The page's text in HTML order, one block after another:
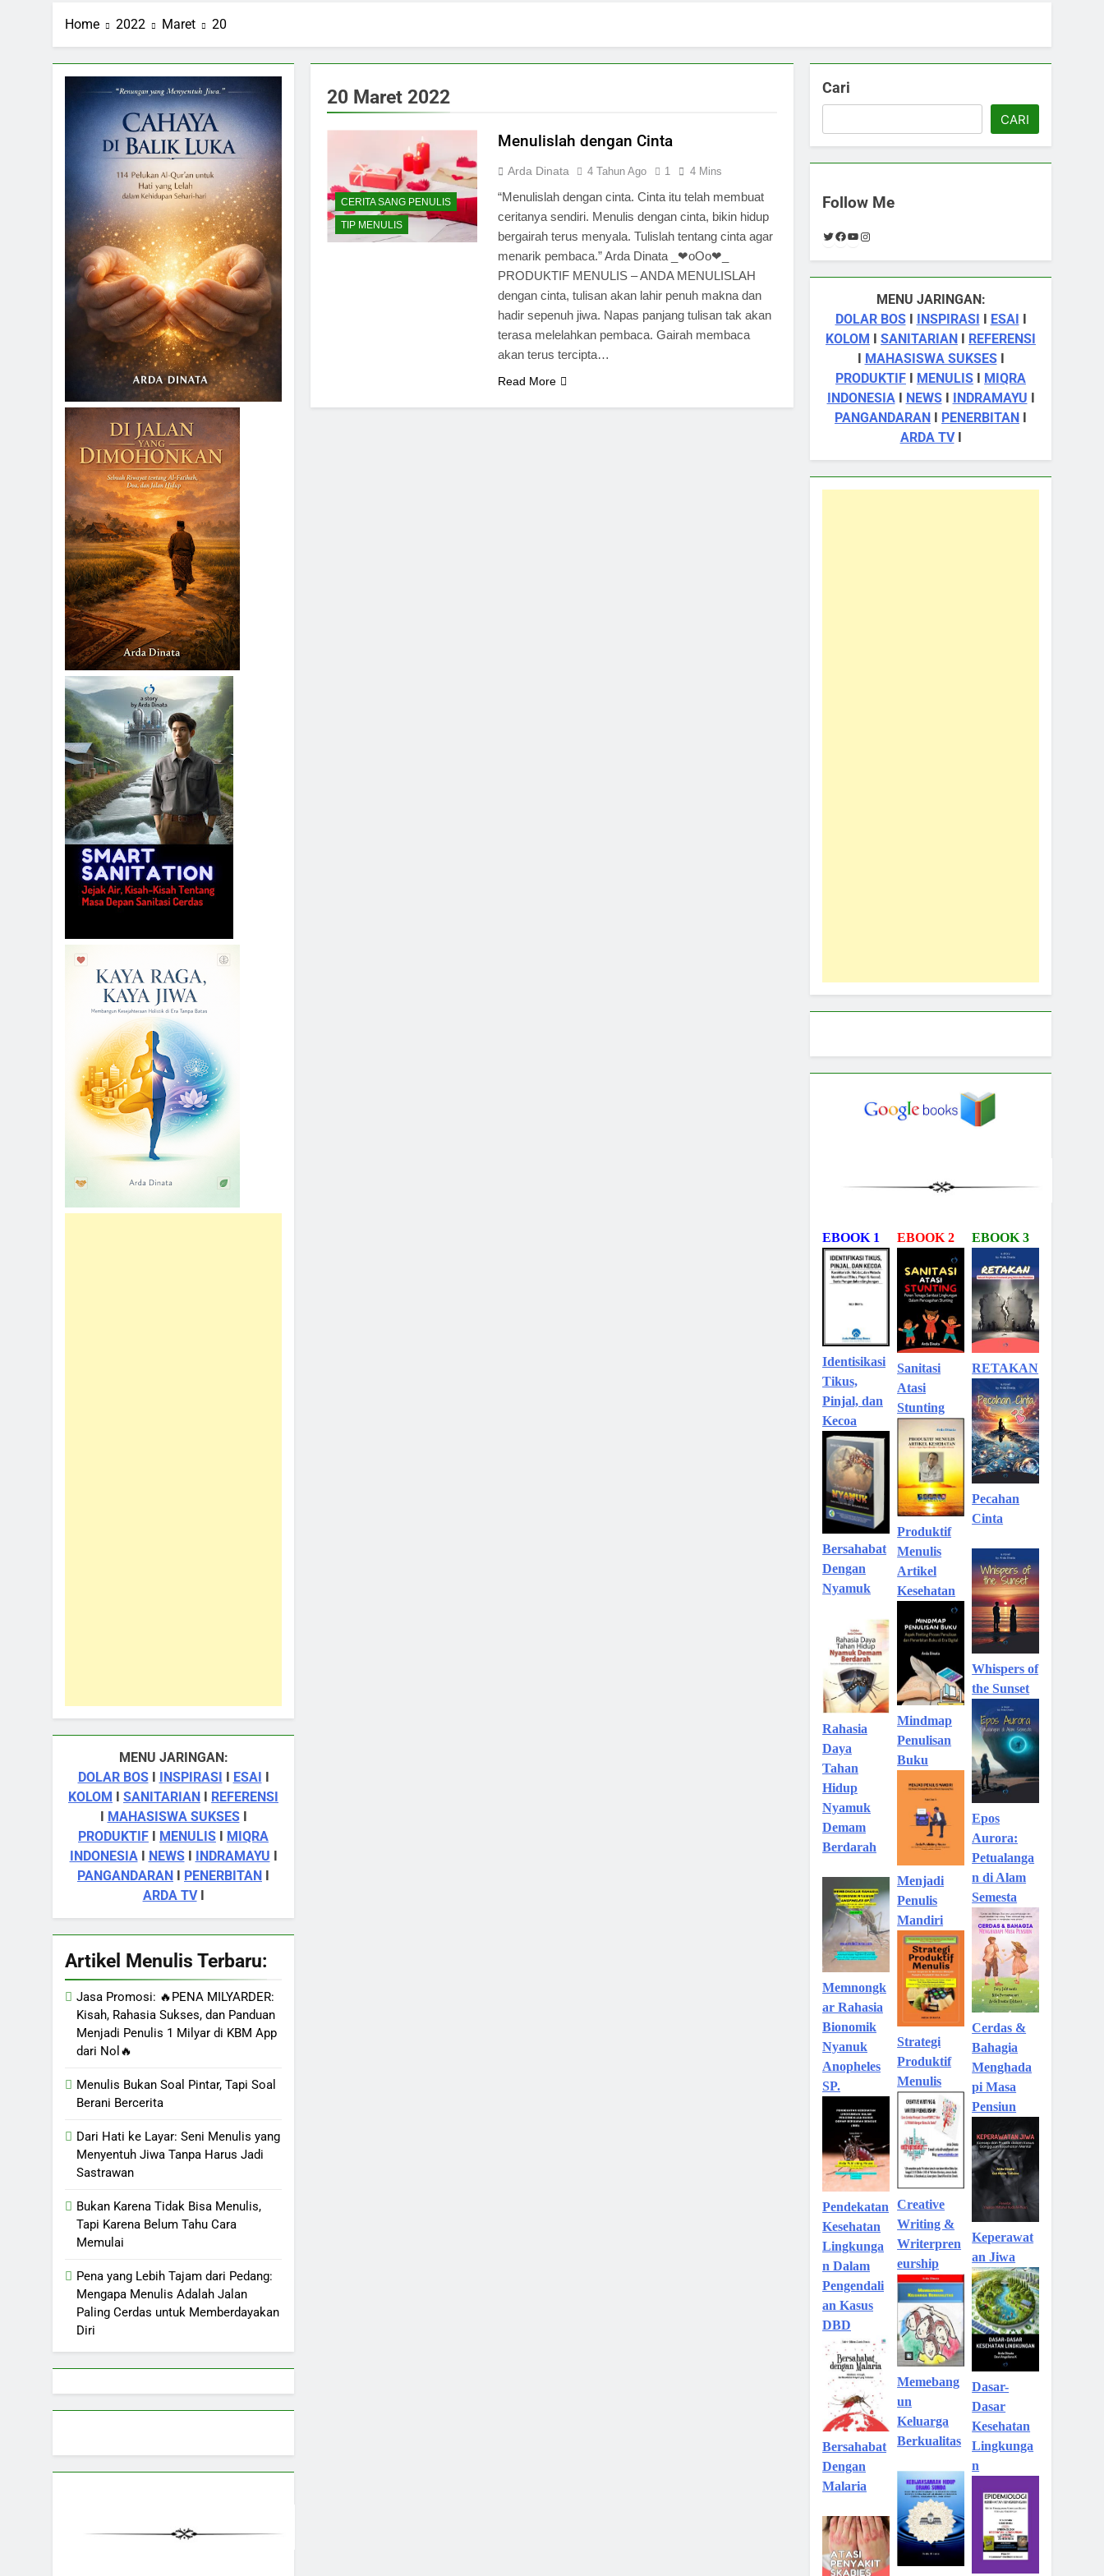
Home 2022 Maret 20
MENU JARINGAN:
DOLAR BOSIINSPIRASIIESAII
KOLOM I SANITARIAN I REFERENSI
IMAHASISWA SUKSESI
PRODUKTIF I MENULIS I MIQRA
INDONESIAINEWSIINDRAMAYUI
PANGANDARAN I PENERBITAN I
ARDA TVI
Artikel Menulis Terbaru:
Jasa Promosi: 🔥PENA MILYARDER:
Kisah, Rahasia Sukses, dan Panduan
Menjadi Penulis 1 Milyar di KBM App
dari Nol🔥
Menulis Bukan Soal Pintar, Tapi Soal
Berani Bercerita
Dari Hati ke Layar: Seni Menulis yang
Menyentuh Jiwa Tanpa Harus Jadi
Sastrawan
Bukan Karena Tidak Bisa Menulis,
Tapi Karena Belum Tahu Cara
Memulai
Pena yang Lebih Tajam dari Pedang:
Mengapa Menulis Adalah Jalan
Paling Cerdas untuk Memberdayakan
Diri
20 Maret 2022
CERITA SANG PENULIS
TIP MENULIS
Menulislah dengan Cinta
Arda Dinata 4 Tahun Ago 1 4 Mins
“Menulislah dengan cinta. Cinta itu telah membuat
ceritanya sendiri. Menulis dengan cinta, bikin hidup
bergairah terus menyala. Tulislah tentang cinta agar
menarik pembaca.” Arda Dinata _❤oOo❤_
PRODUKTIF MENULIS – ANDA MENULISLAH
dengan cinta, tulisan akan lahir penuh makna dan
hadir sepenuh jiwa. Napas panjang tulisan tak akan
terasa melelahkan pembaca. Gairah membaca
akan terus tercipta…
Read More
Cari
CARI
Follow Me
Twitter
Facebook
YouTube
MENU JARINGAN:
DOLAR BOSIINSPIRASIIESAII
KOLOM I SANITARIAN I REFERENSI
IMAHASISWA SUKSESI
PRODUKTIF I MENULIS I MIQRA
INDONESIAINEWSIINDRAMAYUI
PANGANDARAN I PENERBITAN I
ARDA TVI
EBOOK 1
Identisikasi
Tikus,
Pinjal, dan
Kecoa
Bersahabat
Dengan
Nyamuk
Rahasia
Daya
Tahan
Hidup
Nyamuk
Demam
Berdarah
Memnongk
ar Rahasia
Bionomik
Nyanuk
Anopheles
SP.
Pendekatan
Kesehatan
Lingkunga
n Dalam
Pengendali
an Kasus
DBD
Bersahabat
Dengan
Malaria
EBOOK 2
Sanitasi
Atasi
Stunting
Produktif
Menulis
Artikel
Kesehatan
Mindmap
Penulisan
Buku
Menjadi
Penulis
Mandiri
Strategi
Produktif
Menulis
Creative
Writing &
Writerpren
eurship
Memebang
un
Keluarga
Berkualitas
EBOOK 3
RETAKAN
Pecahan
Cinta
Whispers of
the Sunset
Epos
Aurora:
Petualanga
n di Alam
Semesta
Cerdas &
Bahagia
Menghada
pi Masa
Pensiun
Keperawat
an Jiwa
Dasar-
Dasar
Kesehatan
Lingkunga
n